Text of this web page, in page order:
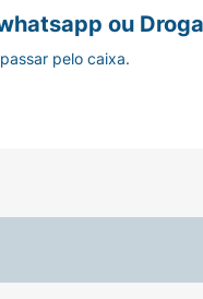
elimina as pulgas
pelo menos 4
de contato com
Advocate, pode ser
cati), incluindo
aplicar Advocate
ou
pelo caixa.